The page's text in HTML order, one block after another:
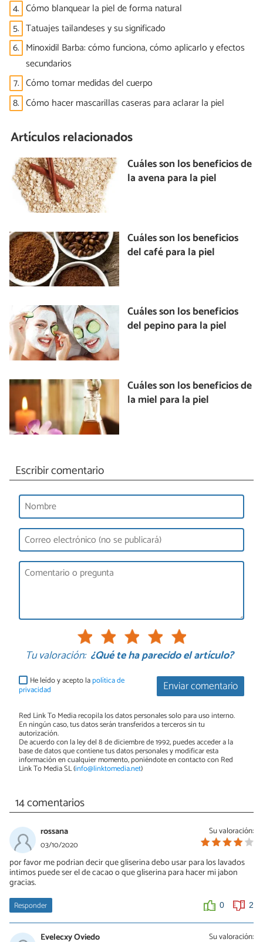
4. Cómo blanquear la piel de forma natural
5. Tatuajes tailandeses y su significado
6. Minoxidil Barba: cómo funciona, cómo aplicarlo y efectos
secundarios
7. Cómo tomar medidas del cuerpo
8. Cómo hacer mascarillas caseras para aclarar la piel
Artículos relacionados
Cuáles son los beneficios de
la avena para la piel
Cuáles son los beneficios
del café para la piel
Cuáles son los beneficios
del pepino para la piel
Cuáles son los beneficios de
la miel para la piel
Escribir comentario
Tu valoración: ¿Qué te ha parecido el artículo?
Enviar comentario
He leído y acepto lapolítica de
privacidad
Red Link To Media recopila los datos personales solo para uso interno.
En ningún caso, tus datos serán transferidos a terceros sin tu
autorización.
De acuerdo con la ley del 8 de diciembre de 1992, puedes acceder a la
base de datos que contiene tus datos personales y modificar esta
información en cualquier momento, poniéndote en contacto con Red
Link To Media SL (info@linktomedia.net)
14 comentarios
Su valoración:
rossana
03/10/2020
por favor me podrian decir que gliserina debo usar para los lavados
intimos puede ser el de cacao o que gliserina para hacer mi jabon
gracias.
Responder 0 2
Su valoración:
Evelecxy Oviedo